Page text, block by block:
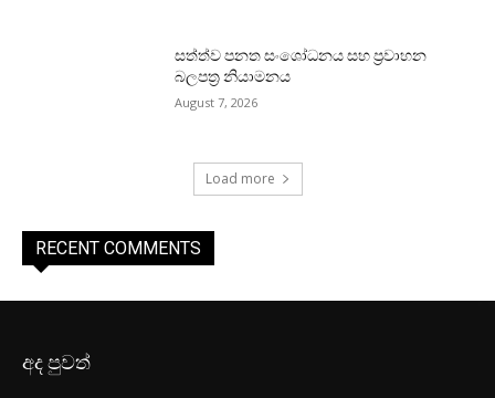
සත්ත්ව පනත සංශෝධනය සහ ප්‍රවාහන
බලපත්‍ර නියාමනය
August 7, 2026
Load more
RECENT COMMENTS
අද පුවත්